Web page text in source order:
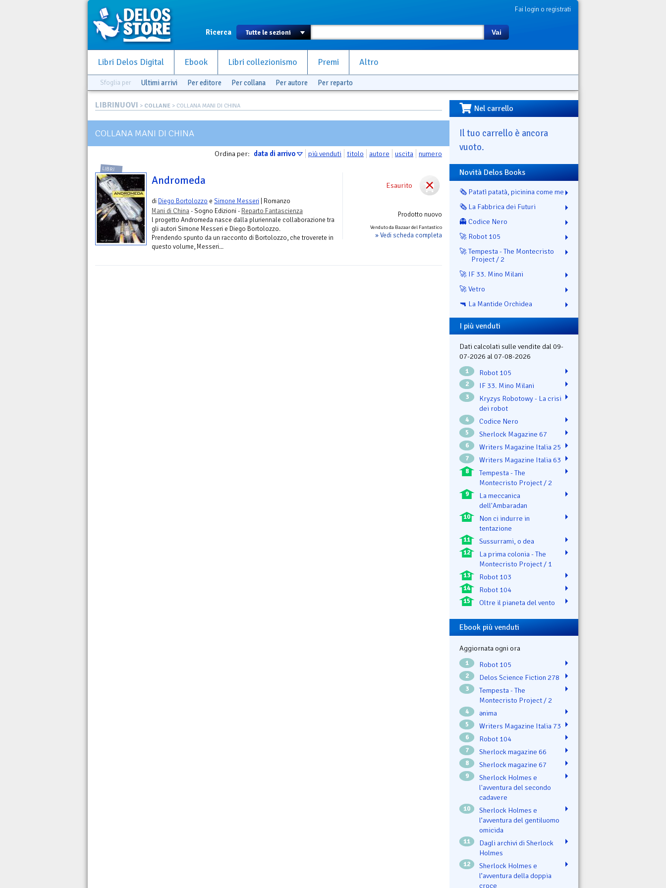
Fai login o registrati
Ricerca Vai
Libri Delos Digital Ebook Libri collezionismo Premi Altro
Sfoglia per Ultimi arrivi Per editore Per collana Per autore Per reparto
LIBRINUOVI > COLLANE > COLLANA MANI DI CHINA
COLLANA MANI DI CHINA
Ordina per: data di arrivo più venduti titolo autore uscita numero
Esaurito
Prodotto nuovo
Venduto da Bazaar del Fantastico
» Vedi scheda completa
LIBRI
Andromeda
di Diego Bortolozzo e Simone Messeri | Romanzo
Mani di China- Sogno Edizioni - Reparto Fantascienza
l progetto Andromeda nasce dalla pluriennale collaborazione tra
gli autori Simone Messeri e Diego Bortolozzo.
Prendendo spunto da un racconto di Bortolozzo, che troverete in
questo volume, Messeri...
Nel carrello
Il tuo carrello è ancora
vuoto.
Novità Delos Books
🗞️ Patatì patatà, picinina come me
🗞️ La Fabbrica dei Futuri
👻 Codice Nero
🚀 Robot 105
🚀 Tempesta - The Montecristo
Project / 2
🚀 IF 33. Mino Milani
🚀 Vetro
🔫 La Mantide Orchidea
I più venduti
Dati calcolati sulle vendite dal 09-
07-2026 al 07-08-2026
1 Robot 105
2 IF 33. Mino Milani
3
Kryzys Robotowy - La crisi
dei robot
4 Codice Nero
5 Sherlock Magazine 67
6 Writers Magazine Italia 25
7 Writers Magazine Italia 63
8
Tempesta - The
Montecristo Project / 2
9
La meccanica
dell'Ambaradan
10
Non ci indurre in
tentazione
11 Sussurrami, o dea
12
La prima colonia - The
Montecristo Project / 1
13 Robot 103
14 Robot 104
15 Oltre il pianeta del vento
Ebook più venduti
Aggiornata ogni ora
1 Robot 105
2 Delos Science Fiction 278
3
Tempesta - The
Montecristo Project / 2
4 ənima
5 Writers Magazine Italia 73
6 Robot 104
7 Sherlock magazine 66
8 Sherlock magazine 67
9
Sherlock Holmes e
l'avventura del secondo
cadavere
10
Sherlock Holmes e
l’avventura del gentiluomo
omicida
11
Dagli archivi di Sherlock
Holmes
12
Sherlock Holmes e
l’avventura della doppia
croce